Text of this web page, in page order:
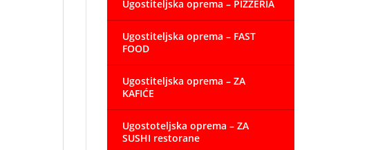
Ugostiteljska oprema – PIZZERIA
Ugostiteljska oprema – FAST
FOOD
Ugostiteljska oprema – ZA
KAFIĆE
Ugostoteljska oprema – ZA
SUSHI restorane